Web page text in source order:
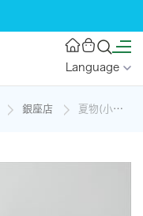
Language
銀座店 夏物(小紋・名古屋帯)の着物レンタル